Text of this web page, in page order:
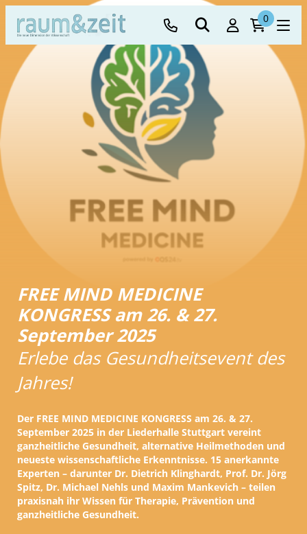
0
FREE MIND MEDICINE
KONGRESS am 26. & 27.
September 2025
Erlebe das Gesundheitsevent des
Jahres!
Der FREE MIND MEDICINE KONGRESS am 26. & 27.
September 2025 in der Liederhalle Stuttgart vereint
ganzheitliche Gesundheit, alternative Heilmethoden und
neueste wissenschaftliche Erkenntnisse. 15 anerkannte
Experten – darunter Dr. Dietrich Klinghardt, Prof. Dr. Jörg
Spitz, Dr. Michael Nehls und Maxim Mankevich – teilen
praxisnah ihr Wissen für Therapie, Prävention und
ganzheitliche Gesundheit.